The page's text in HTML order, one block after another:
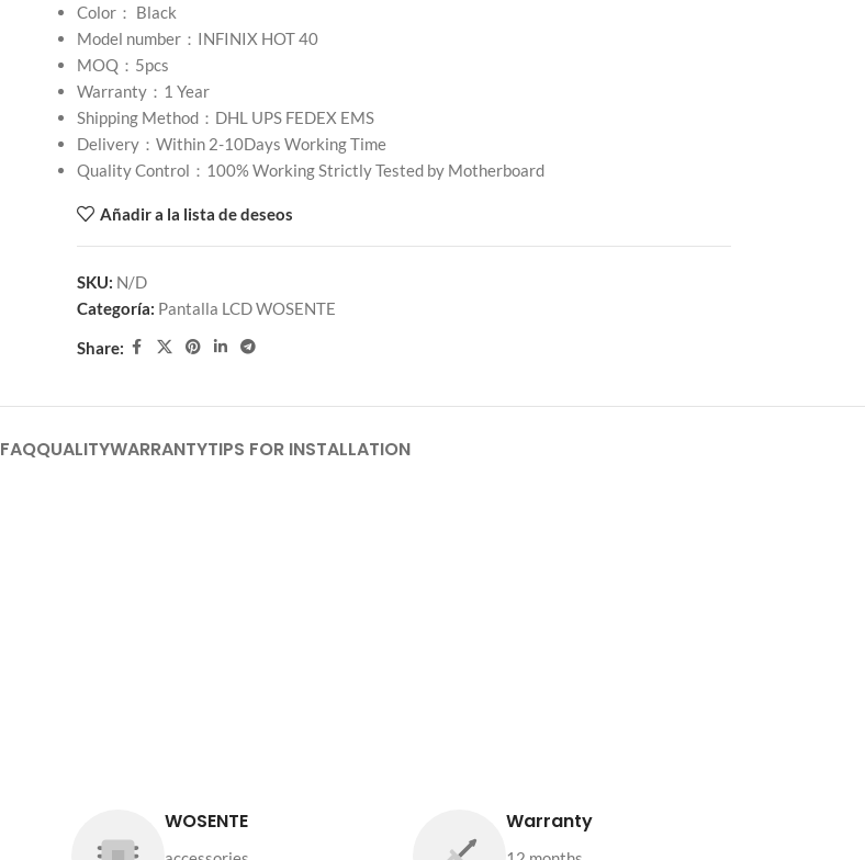
Color： Black
Model number：INFINIX HOT 40
MOQ：5pcs
Warranty：1 Year
Shipping Method：DHL UPS FEDEX EMS
Delivery：Within 2-10Days Working Time
Quality Control：100% Working Strictly Tested by Motherboard
Añadir a la lista de deseos
SKU: N/D
Categoría: Pantalla LCD WOSENTE
Share:
FAQQUALITYWARRANTYTIPS FOR INSTALLATION
WOSENTE Warranty